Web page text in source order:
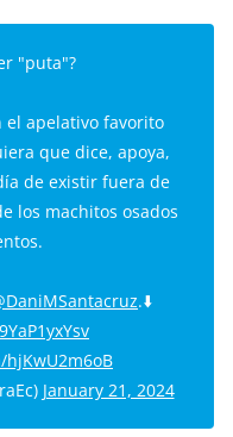
"puta"?
el apelativo favorito
que dice, apoya,
de existir fuera de
los machitos osados
.⬇️
January 21, 2024